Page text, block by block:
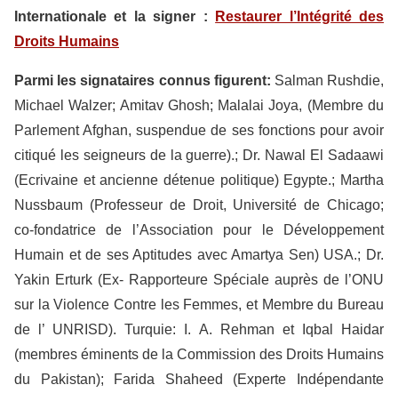
Internationale et la signer :
Restaurer l’Intégrité des
Droits Humains
Parmi les signataires connus figurent: Salman Rushdie,
Michael Walzer; Amitav Ghosh; Malalai Joya, (Membre du
Parlement Afghan, suspendue de ses fonctions pour avoir
citiqué les seigneurs de la guerre).; Dr. Nawal El Sadaawi
(Ecrivaine et ancienne détenue politique) Egypte.; Martha
Nussbaum (Professeur de Droit, Université de Chicago;
co-fondatrice de l’Association pour le Développement
Humain et de ses Aptitudes avec Amartya Sen) USA.; Dr.
Yakin Erturk (Ex- Rapporteure Spéciale auprès de l’ONU
sur la Violence Contre les Femmes, et Membre du Bureau
de l’ UNRISD). Turquie: I. A. Rehman et Iqbal Haidar
(membres éminents de la Commission des Droits Humains
du Pakistan); Farida Shaheed (Experte Indépendante